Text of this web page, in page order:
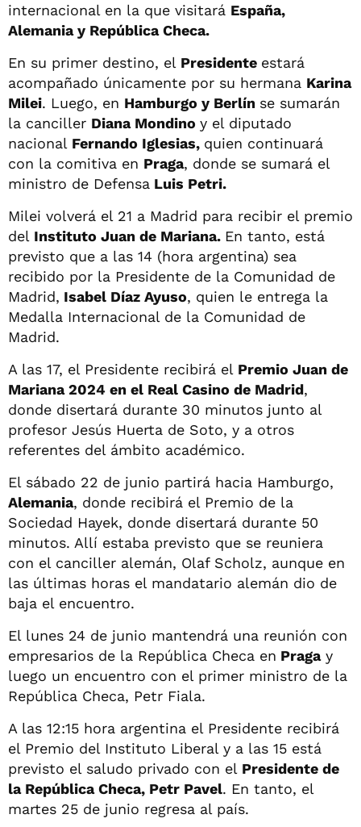
internacional en la que visitará España,
Alemania y República Checa.
En su primer destino, el Presidente estará
acompañado únicamente por su hermana Karina
Milei. Luego, en Hamburgo y Berlín se sumarán
la canciller Diana Mondino y el diputado
nacional Fernando Iglesias, quien continuará
con la comitiva en Praga, donde se sumará el
ministro de Defensa Luis Petri.
Milei volverá el 21 a Madrid para recibir el premio
del Instituto Juan de Mariana. En tanto, está
previsto que a las 14 (hora argentina) sea
recibido por la Presidente de la Comunidad de
Madrid, Isabel Díaz Ayuso, quien le entrega la
Medalla Internacional de la Comunidad de
Madrid.
A las 17, el Presidente recibirá el Premio Juan de
Mariana 2024 en el Real Casino de Madrid,
donde disertará durante 30 minutos junto al
profesor Jesús Huerta de Soto, y a otros
referentes del ámbito académico.
El sábado 22 de junio partirá hacia Hamburgo,
Alemania, donde recibirá el Premio de la
Sociedad Hayek, donde disertará durante 50
minutos. Allí estaba previsto que se reuniera
con el canciller alemán, Olaf Scholz, aunque en
las últimas horas el mandatario alemán dio de
baja el encuentro.
El lunes 24 de junio mantendrá una reunión con
empresarios de la República Checa en Pragay
luego un encuentro con el primer ministro de la
República Checa, Petr Fiala.
A las 12:15 hora argentina el Presidente recibirá
el Premio del Instituto Liberal y a las 15 está
previsto el saludo privado con el Presidente de
la República Checa, Petr Pavel. En tanto, el
martes 25 de junio regresa al país.